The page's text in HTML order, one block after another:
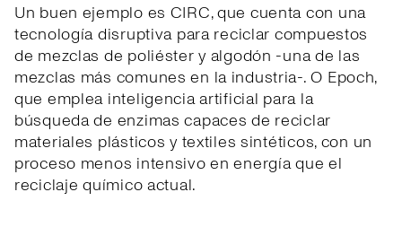
Un buen ejemplo es CIRC, que cuenta con una
tecnología disruptiva para reciclar compuestos
de mezclas de poliéster y algodón -una de las
mezclas más comunes en la industria-. O Epoch,
que emplea inteligencia artificial para la
búsqueda de enzimas capaces de reciclar
materiales plásticos y textiles sintéticos, con un
proceso menos intensivo en energía que el
reciclaje químico actual.